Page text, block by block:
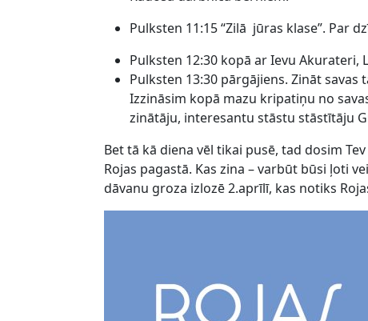
Pulksten 11:15 “Zilā jūras klase”. Par
Pulksten 12:30 kopā ar Ievu Akurateri,
Pulksten 13:30 pārgājiens. Zināt
Izzināsim kopā mazu kripatiņu no
zinātāju, interesantu stāstu stāstītāju
Bet tā kā diena vēl tikai pusē, tad dosim
Rojas pagastā. Kas zina – varbūt būsi ļoti
dāvanu groza izlozē 2.aprīlī, kas notiks